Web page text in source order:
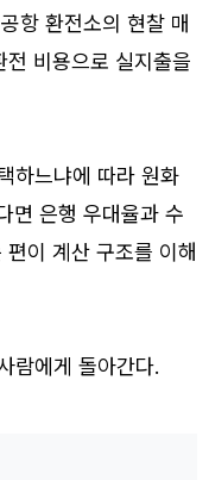
항 환전소의 현찰 매
비용으로 실지출을
하느냐에 따라 원화
면 은행 우대율과 수
이 계산 구조를 이해
람에게 돌아간다.